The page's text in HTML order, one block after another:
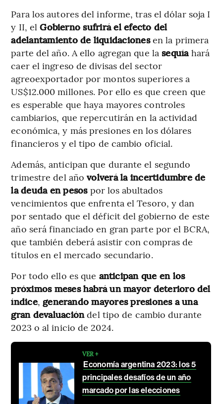
Para los autores del informe, tras el dólar soja I
y II, elGobierno sufrirá el efecto del
adelantamiento de liquidacionesen la primera
parte del año. A ello agregan que la sequíahará
caer el ingreso de divisas del sector
agreoexportador por montos superiores a
US$12.000 millones. Por ello es que creen que
es esperable que haya mayores controles
cambiarios, que repercutirán en la actividad
económica, y más presiones en los dólares
financieros y el tipo de cambio oficial.
Además, anticipan que durante el segundo
trimestre del añovolverá la incertidumbre de
la deuda en pesospor los abultados
vencimientos que enfrenta el Tesoro, y dan
por sentado que el déficit del gobierno de este
año será financiado en gran parte por el BCRA,
que también deberá asistir con compras de
títulos en el mercado secundario.
Por todo ello es que anticipan que en los
próximos meses habrá un mayor deterioro del
índice, generando mayores presiones a una
gran devaluacióndel tipo de cambio durante
2023 o al inicio de 2024.
VER +
Economía argentina 2023: los 5
principales desafíos de un año
marcado por las elecciones